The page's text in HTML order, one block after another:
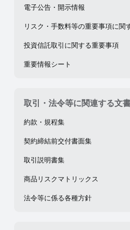
電子公告・開示情報
リスク・手数料等の重要事項に関
投資信託取引に関する重要事項
重要情報シート
取引・法令等に関連する文
約款・規程集
契約締結前交付書面集
取引説明書集
商品リスクマトリックス
法令等に係る各種方針